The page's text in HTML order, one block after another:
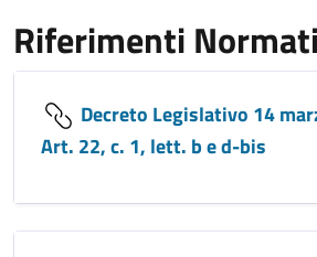
Riferimenti
Decreto Legislativo 14
Art. 22, c. 1, lett. b e d-bis